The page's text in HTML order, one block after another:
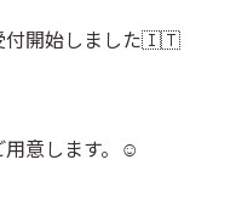
付開始しました🇮🇹⠀
意します。☺︎⠀